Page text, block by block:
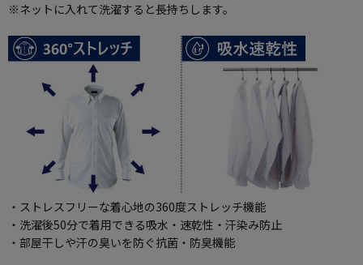
※ネットに入れて洗濯すると長持ちします。
・ストレスフリーな着心地の360度ストレッチ機能
・洗濯後50分で着用できる吸水・速乾性・汗染み防止
・部屋干しや汗の臭いを防ぐ抗菌・防臭機能